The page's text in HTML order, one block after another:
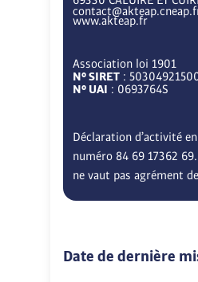
www.akteap.fr
Association loi 1901
N° SIRET :
N° UAI : 0693764S
Déclaration d’activité
numéro 84 69 17362
ne vaut pas agrément
Date de dernière